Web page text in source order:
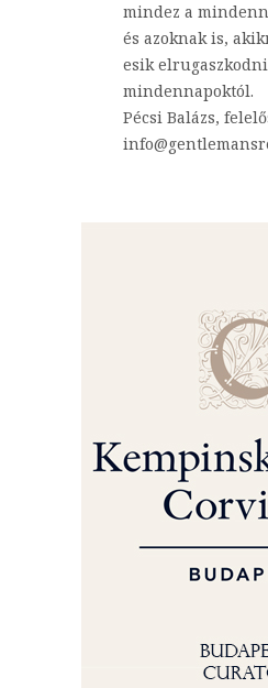
mindez a
és azoknak is,
esik
mindennapoktól.
Pécsi Balázs,